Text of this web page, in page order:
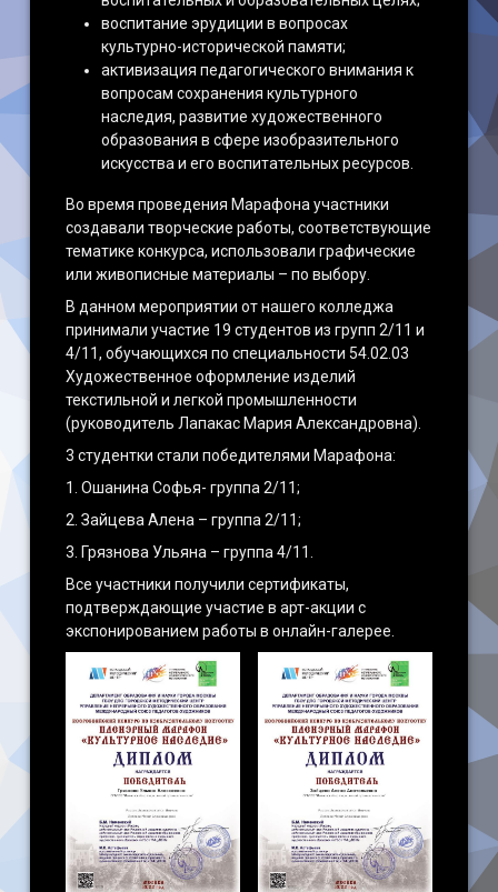
воспитание эрудиции в вопросах
культурно-исторической памяти;
активизация педагогического внимания к
вопросам сохранения культурного
наследия, развитие художественного
образования в сфере изобразительного
искусства и его воспитательных ресурсов.
Во время проведения Марафона участники
создавали творческие работы, соответствующие
тематике конкурса, использовали графические
или живописные материалы – по выбору.
В данном мероприятии от нашего колледжа
принимали участие 19 студентов из групп 2/11 и
4/11, обучающихся по специальности 54.02.03
Художественное оформление изделий
текстильной и легкой промышленности
(руководитель Лапакас Мария Александровна).
3 студентки стали победителями Марафона:
1. Ошанина Софья- группа 2/11;
2. Зайцева Алена – группа 2/11;
3. Грязнова Ульяна – группа 4/11.
Все участники получили сертификаты,
подтверждающие участие в арт-акции с
экспонированием работы в онлайн-галерее.